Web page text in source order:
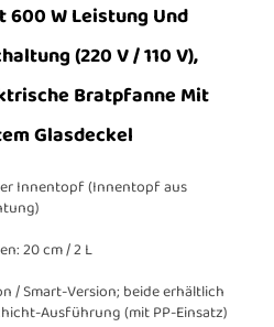
W Leistung Und
(220 V / 110 V),
Bratpfanne Mit
Glasdeckel
Innentopf (Innentopf aus
20 cm / 2 L
/ Smart-Version; beide erhältlich
Ausführung (mit PP-Einsatz)